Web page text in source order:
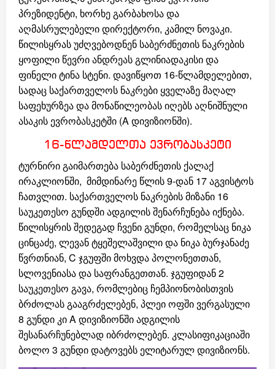
პრეზიდენტი, ხორხე გარბახოსა და
აღმასრულებელი დირექტორი, კამილ ნოვაკი.
წილისყრას უძღვებოდნენ საბერძნეთის ნაკრების
ყოფილი წევრი ანდრეას გლინიადაკისი და
ფინელი ტინა სტენი. დავიწყოთ 16-წლამდელებით,
სადაც საქართველოს ნაკრები ყველაზე მაღალ
საფეხურზეა და მონაწილეობას იღებს აღნიშნული
ასაკის ევრობასკეტში (A დივიზიონში).
16-წლამდელთა ევრობასკეტი
ტურნირი გაიმართება საბერძნეთის ქალაქ
ირაკლიონში, მიმდინარე წლის 9-დან 17 აგვისტოს
ჩათვლით. საქართველოს ნაკრების მიზანი 16
საუკეთესო გუნდში ადგილის შენარჩუნება იქნება.
წილისყრის შედეგად ჩვენი გუნდი, რომელსაც ნიკა
ცინცაძე, ლევან ტყეშელაშვილი და ნიკა ბურჯანაძე
წვრთნიან, C ჯგუფში მოხვდა პოლონეთთან,
სლოვენიასა და საფრანგეთთან. ჯგუფიდან 2
საუკეთესო გავა, რომლებიც ჩემპიონობისთვის
ბრძოლას გააგრძელებენ, პლეი ოფში ვერგასული
8 გუნდი კი A დივიზიონში ადგილის
შესანარჩუნებლად იბრძოლებენ. კლასიფიკაციაში
ბოლო 3 გუნდი დატოვებს ელიტარულ დივიზიონს.